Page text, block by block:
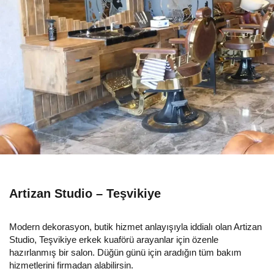
Artizan Studio – Teşvikiye
Modern dekorasyon, butik hizmet anlayışıyla iddialı olan Artizan
Studio, Teşvikiye erkek kuaförü arayanlar için özenle
hazırlanmış bir salon. Düğün günü için aradığın tüm bakım
hizmetlerini firmadan alabilirsin.